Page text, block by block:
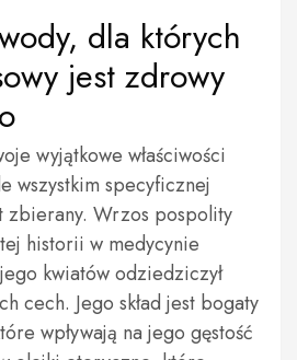
dla których
jest zdrowy
wyjątkowe właściwości
wszystkim specyficznej
zbierany. Wrzos pospolity
historii w medycynie
kwiatów odziedziczył
cech. Jego skład jest bogaty
wpływają na jego gęstość